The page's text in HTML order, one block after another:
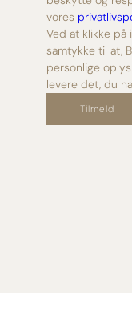
vores
Ved at klikke på
samtykke til at,
personlige
levere det, du